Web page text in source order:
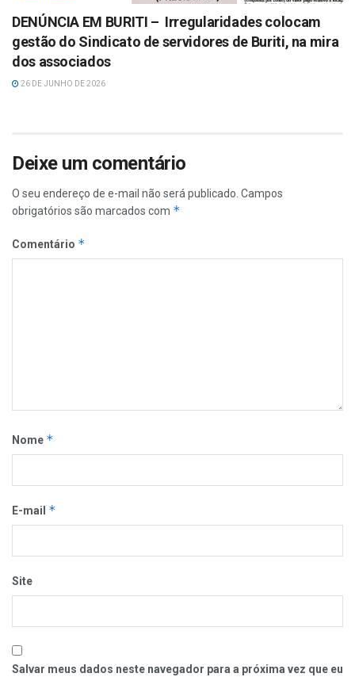
DENÚNCIA EM BURITI – Irregularidades colocam
gestão do Sindicato de servidores de Buriti, na mira
dos associados
26 DE JUNHO DE 2026
Deixe um comentário
O seu endereço de e-mail não será publicado. Campos
obrigatórios são marcados com *
Comentário *
Nome *
E-mail *
Site
Salvar meus dados neste navegador para a próxima vez que eu